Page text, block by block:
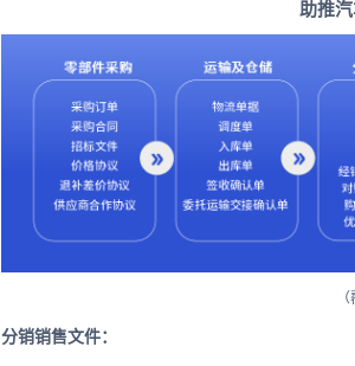
助推
分销销售文件：